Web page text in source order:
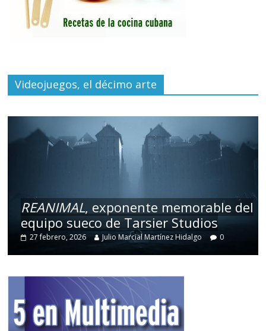
Videojuegos, el décimo arte
REANIMAL, exponente memorable del
equipo sueco de Tarsier Studios
27 febrero, 2026 Julio Marcial Martínez Hidalgo 0